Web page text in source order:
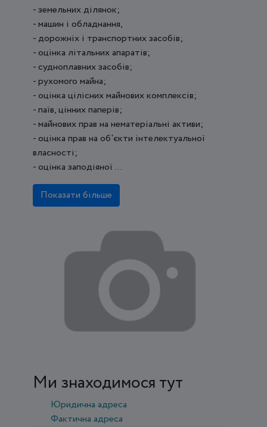
- земельних ділянок;
- машин і обладнання,
- дорожніх і транспортних засобів;
- оцінка літальних апаратів;
- судноплавних засобів;
- рухомого майна;
- оцінка цілісних майнових комплексів;
- паїв, цінних паперів;
- майнових прав на нематеріальні активи;
- оцінка прав на об'єкти інтелектуальної
власності;
- оцінка заподіяної ...
Показати більше
Ми знаходимося тут
Юридична адреса
Фактична адреса